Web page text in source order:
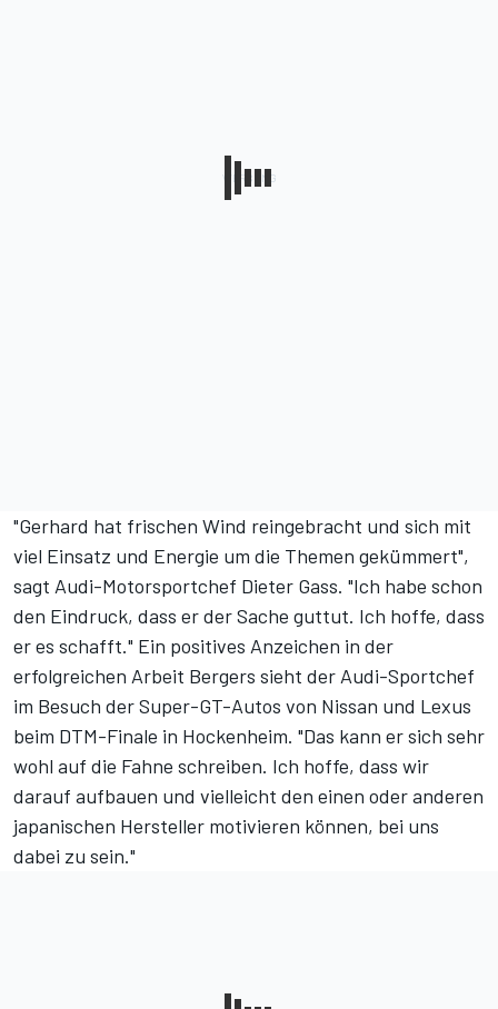
"Gerhard hat frischen Wind reingebracht und sich mit
viel Einsatz und Energie um die Themen gekümmert",
sagt Audi-Motorsportchef Dieter Gass. "Ich habe schon
den Eindruck, dass er der Sache guttut. Ich hoffe, dass
er es schafft." Ein positives Anzeichen in der
erfolgreichen Arbeit Bergers sieht der Audi-Sportchef
im Besuch der Super-GT-Autos von Nissan und Lexus
beim DTM-Finale in Hockenheim. "Das kann er sich sehr
wohl auf die Fahne schreiben. Ich hoffe, dass wir
darauf aufbauen und vielleicht den einen oder anderen
japanischen Hersteller motivieren können, bei uns
dabei zu sein."